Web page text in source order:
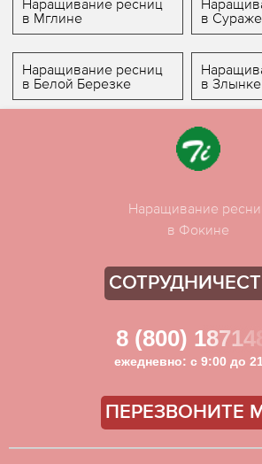
Наращивание ресниц
в Мглине
в Сураже
Наращивание ресниц
в Белой Березке
в Злынке
Наращивание
в Фокине
8 (800)
ежедневно: с 9:00 до
ПЕРЕЗВОНИТЕ